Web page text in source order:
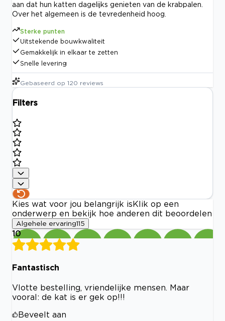
aan dat hun katten dagelijks genieten van de krabpalen.
Over het algemeen is de tevredenheid hoog.
Sterke punten
Uitstekende bouwkwaliteit
Gemakkelijk in elkaar te zetten
Snelle levering
Gebaseerd op 120 reviews
Filters
Kies wat voor jou belangrijk is Klik op een
onderwerp en bekijk hoe anderen dit beoordelen
Algehele ervaring115
10
Fantastisch
Vlotte bestelling, vriendelijke mensen. Maar
vooral: de kat is er gek op!!!
Beveelt aan